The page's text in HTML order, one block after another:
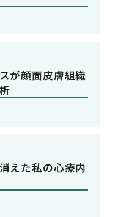
が顔面皮膚組織
えた私の心療内